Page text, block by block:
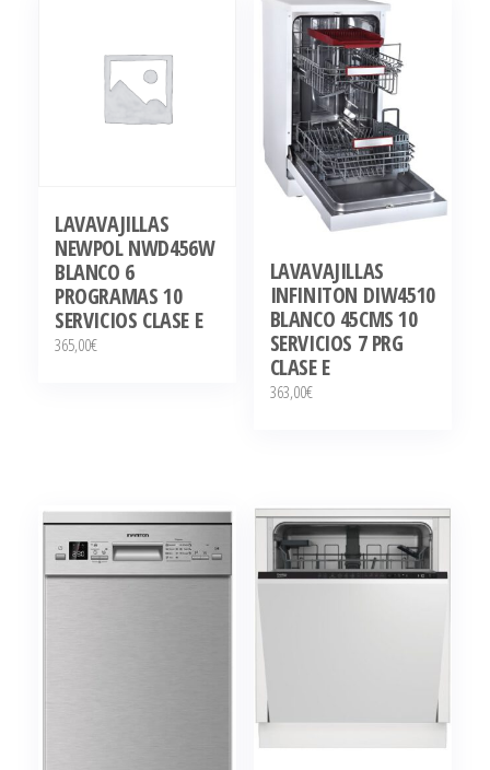
LAVAVAJILLAS
NEWPOL NWD456W
BLANCO 6
PROGRAMAS 10
SERVICIOS CLASE E
365,00€
LAVAVAJILLAS
INFINITON DIW4510
BLANCO 45CMS 10
SERVICIOS 7 PRG
CLASE E
363,00€